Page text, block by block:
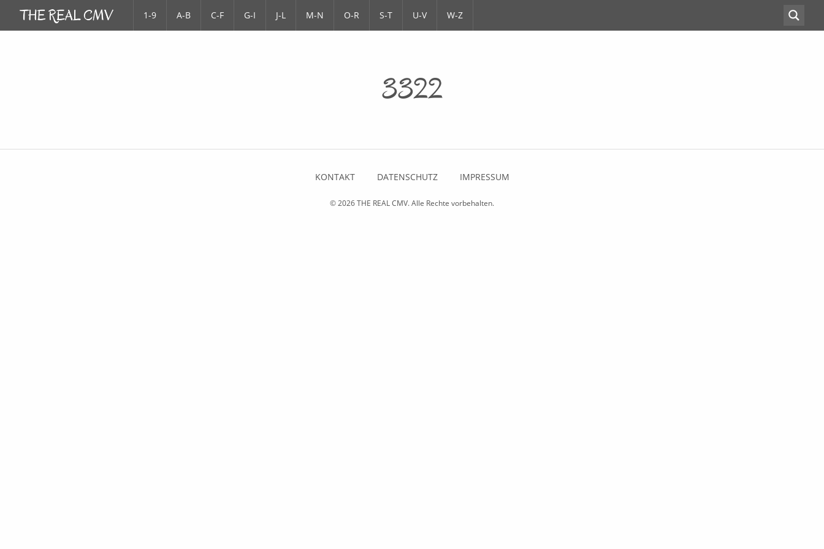
1-9 A-B C-F G-I J-L M-N O-R S-T U-V W-Z
3322
KONTAKT DATENSCHUTZ IMPRESSUM
© 2026THE REAL CMV. Alle Rechte vorbehalten.